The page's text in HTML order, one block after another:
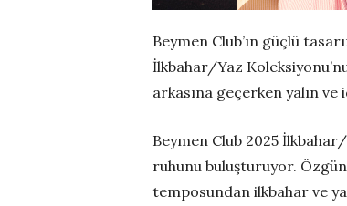
Beymen Club’ın güçlü
İlkbahar/Yaz
arkasına geçerken yalın
Beymen Club 2025
ruhunu buluşturuyor.
temposundan ilkbahar ve